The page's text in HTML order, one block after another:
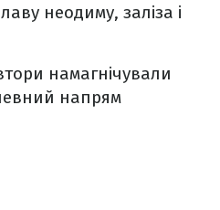
неодиму, заліза і
намагнічували
напрям